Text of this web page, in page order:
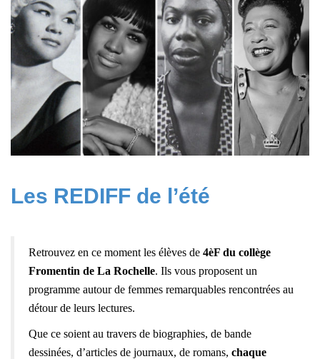
Les REDIFF de l’été
Retrouvez en ce moment les élèves de 4èF du collège
Fromentin de La Rochelle. Ils vous proposent un
programme autour de femmes remarquables rencontrées au
détour de leurs lectures.
Que ce soient au travers de biographies, de bande
dessinées, d’articles de journaux, de romans, chaque